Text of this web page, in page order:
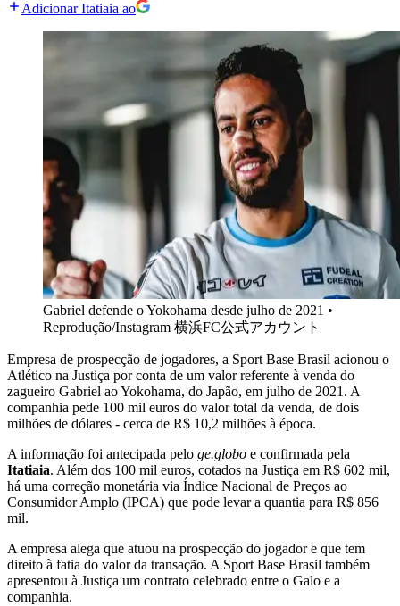
Adicionar Itatiaia ao
Gabriel defende o Yokohama desde julho de 2021 •
Reprodução/Instagram 横浜FC公式アカウント
Empresa de prospecção de jogadores, a Sport Base Brasil acionou o
Atlético na Justiça por conta de um valor referente à venda do
zagueiro Gabriel ao Yokohama, do Japão, em julho de 2021. A
companhia pede 100 mil euros do valor total da venda, de dois
milhões de dólares - cerca de R$ 10,2 milhões à época.
A informação foi antecipada pelo ge.globo e confirmada pela
Itatiaia. Além dos 100 mil euros, cotados na Justiça em R$ 602 mil,
há uma correção monetária via Índice Nacional de Preços ao
Consumidor Amplo (IPCA) que pode levar a quantia para R$ 856
mil.
A empresa alega que atuou na prospecção do jogador e que tem
direito à fatia do valor da transação. A Sport Base Brasil também
apresentou à Justiça um contrato celebrado entre o Galo e a
companhia.